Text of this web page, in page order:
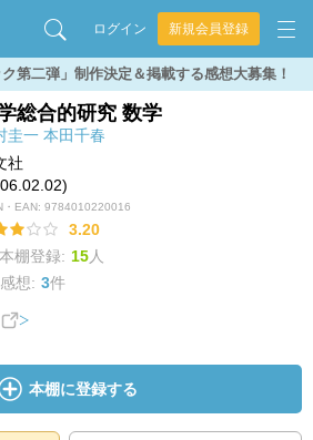
ログイン 新規会員登録
ク第二弾」制作決定＆掲載する感想大募集！
総合的研究 数学
圭一 本田千春
社
・EAN: 9784010220016
3.20
本棚登録: 15人
感想: 3件
本棚に登録する